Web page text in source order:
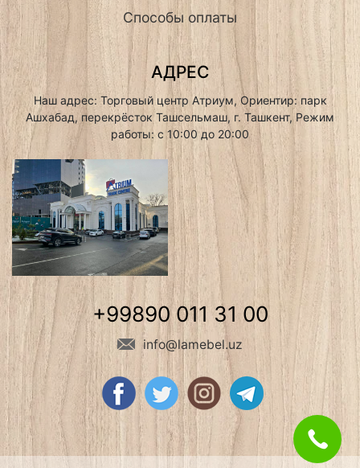
Способы оплаты
АДРЕС
Наш адрес: Торговый центр Атриум, Ориентир: парк
Ашхабад, перекрёсток Ташсельмаш, г. Ташкент, Режим
работы: с 10:00 до 20:00
+99890 011 31 00
info@lamebel.uz